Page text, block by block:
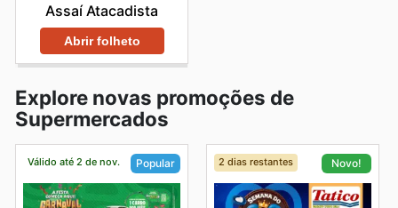
Assaí Atacadista
Abrir folheto
Explore novas promoções de
Supermercados
Válido até 2 de nov. Popular 2 dias restantes Novo!